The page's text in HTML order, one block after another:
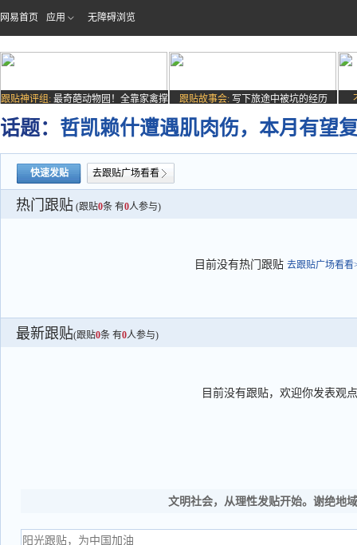
网易首页 应用 无障碍浏览
跟贴神评组: 最奇葩动物园！全靠家禽撑
场子
跟贴故事会: 写下旅途中被坑的经历
话题： 哲凯赖什遭遇肌肉伤，本月有望
快速发贴 去跟贴广场看看
热门跟贴 (跟贴0条 有0人参与)
目前没有热门跟贴 去跟贴广场看看
最新跟贴(跟贴0条 有0人参与)
目前没有跟贴，欢迎你发表观点
文明社会，从理性发贴开始。谢绝地